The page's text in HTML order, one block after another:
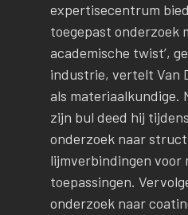
expertisecentrum
toegepast onderzoek
academische twist’,
industrie, vertelt Van
als materiaalkundige.
zijn bul deed hij
onderzoek naar
lijmverbindingen voor
toepassingen.
onderzoek naar